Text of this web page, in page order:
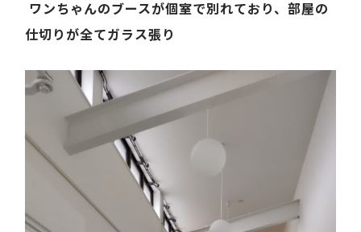
ワンちゃんのブースが個室で別れており、部屋の
仕切りが全てガラス張り